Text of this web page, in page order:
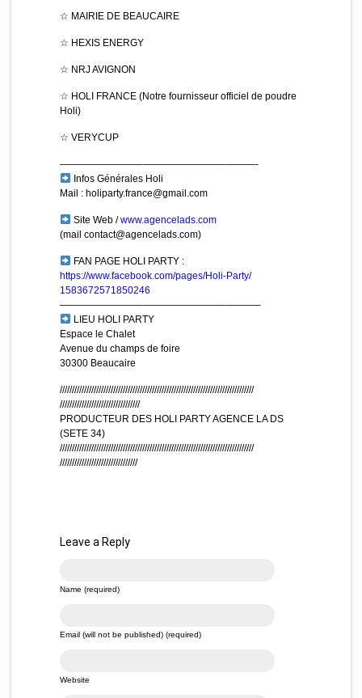
☆ MAIRIE DE BEAUCAIRE
☆ HEXIS ENERGY
☆ NRJ AVIGNON
☆ HOLI FRANCE (Notre fournisseur officiel de poudre
Holi)
☆ VERYCUP
————————–————————–———-
Infos Générales Holi
Mail : holiparty.france@gmail.com
Site Web /www.agencelads.com
(mail contact@agencelads.com)
FAN PAGE HOLI PARTY :
https://www.facebook.com/pages/Holi-Party/
1583672571850246
————————–————————–———–
LIEU HOLI PARTY
Espace le Chalet
Avenue du champs de foire
30300 Beaucaire
////////////////////////////////////////////////////////////////////////////////
/////////////////////////////////
PRODUCTEUR DES HOLI PARTY AGENCE LA DS
(SETE 34)
////////////////////////////////////////////////////////////////////////////////
////////////////////////////////
Leave a Reply
Name (required)
Email (will not be published) (required)
Website